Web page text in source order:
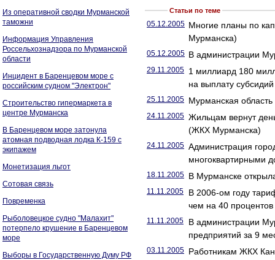
Из оперативной сводки Мурманской
таможни
Информация Управления
Россельхознадзора по Мурманской
области
Инцидент в Баренцевом море с
российским судном "Электрон"
Строительство гипермаркета в
центре Мурманска
В Баренцевом море затонула
атомная подводная лодка К-159 с
экипажем
Монетизация льгот
Сотовая связь
Повременка
Рыболовецкое судно "Малахит"
потерпело крушение в Баренцевом
море
Выборы в Государственную Думу РФ
Статьи по теме
05.12.2005 Многие планы по
Мурманска)
05.12.2005 В администрации
29.11.2005 1 миллиард 180
на выплату
25.11.2005 Мурманская
24.11.2005 Жильцам вернут
(ЖКХ Мурманска)
24.11.2005 Администрация
многоквартирными
18.11.2005 В Мурманске
11.11.2005
В 2006-ом году
чем на 40
11.11.2005
В администрации
предприятий за 9
03.11.2005 Работникам ЖКХ